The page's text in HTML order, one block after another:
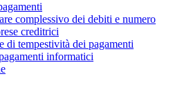
complessivo dei debiti e numero
creditrici
di tempestività dei pagamenti
informatici